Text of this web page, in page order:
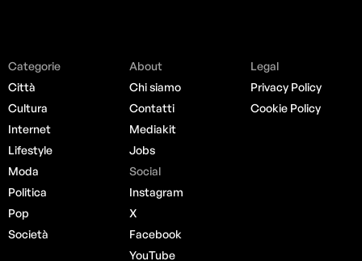
Categorie
Città
Cultura
Internet
Lifestyle
Moda
Politica
Pop
Società
About
Chi siamo
Contatti
Mediakit
Jobs
Social
Instagram
X
Facebook
YouTube
Legal
Privacy Policy
Cookie Policy